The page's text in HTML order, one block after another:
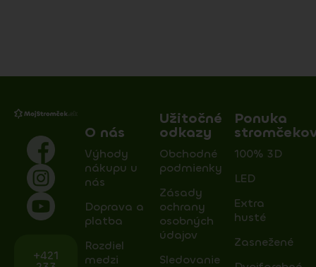
+421
O nás
Výhody
nákupu u
nás
Doprava a
platba
Rozdiel
medzi
Užitočné
odkazy
Obchodné
podmienky
Zásady
ochrany
osobných
údajov
Sledovanie
Ponuka
100% 3D
LED
Extra
husté
Zasnežené